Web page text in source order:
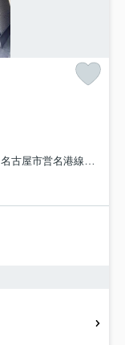
名古屋市営名港線「日比野」駅 徒歩15分